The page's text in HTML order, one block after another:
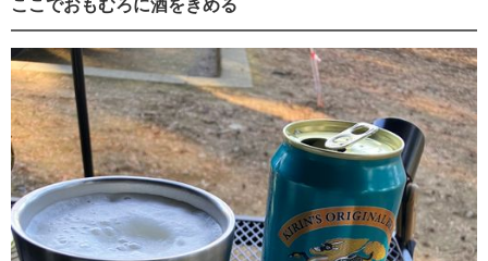
ここでおもむろに酒をきめる